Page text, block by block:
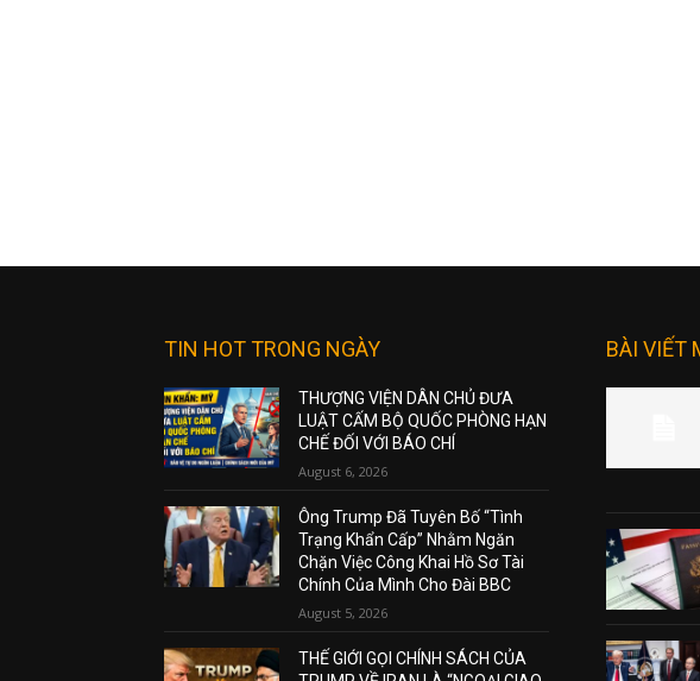
TIN HOT TRONG NGÀY
THƯỢNG VIỆN DÂN CHỦ ĐƯA
LUẬT CẤM BỘ QUỐC PHÒNG HẠN
CHẾ ĐỐI VỚI BÁO CHÍ
August 6, 2026
Ông Trump Đã Tuyên Bố “Tình
Trạng Khẩn Cấp” Nhằm Ngăn
Chặn Việc Công Khai Hồ Sơ Tài
Chính Của Mình Cho Đài BBC
August 5, 2026
THẾ GIỚI GỌI CHÍNH SÁCH CỦA
BÀI VIẾT